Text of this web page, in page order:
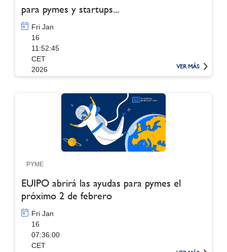
para pymes y startups...
Fri Jan
16
11:52:45
CET
2026
VER MÁS
PYME
EUIPO abrirá las ayudas para pymes el
próximo 2 de febrero
Fri Jan
16
07:36:00
CET